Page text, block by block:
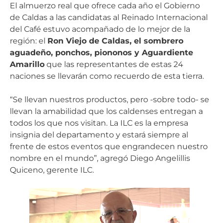
El almuerzo real que ofrece cada año el Gobierno
de Caldas a las candidatas al Reinado Internacional
del Café estuvo acompañado de lo mejor de la
región: el Ron Viejo de Caldas, el sombrero
aguadeño, ponchos, piononos y Aguardiente
Amarillo que las representantes de estas 24
naciones se llevarán como recuerdo de esta tierra.
“Se llevan nuestros productos, pero -sobre todo- se
llevan la amabilidad que los caldenses entregan a
todos los que nos visitan. La ILC es la empresa
insignia del departamento y estará siempre al
frente de estos eventos que engrandecen nuestro
nombre en el mundo”, agregó Diego Angelillis
Quiceno, gerente ILC.